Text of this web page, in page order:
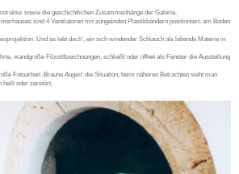
sowie die geschichtlichen Zusammenhänge der Galerie.
sind 4 Ventilatoren mit züngelnden Plastikbändern positioniert, am Boden
‚Und es lebt doch‘, ein sich windender Schlauch als lebende Materie in
wandgroße Filzstiftzeichnungen, schließt oder öffnet als Fenster die Ausstellung
Fotoarbeit ‚Braune Augen‘ die Situation, beim näheren Betrachten sieht man
heilt oder zerstört.